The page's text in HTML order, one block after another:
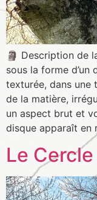
🗿 Description de
sous la forme
texturée, dans une
de la matière,
un aspect brut et
disque apparaît
Le Cercle